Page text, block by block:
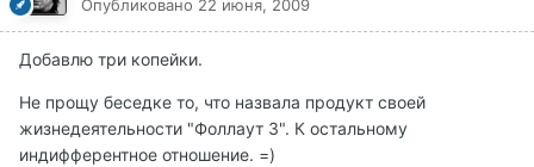
Опубликовано 22 июня, 2009
Добавлю три копейки.
Не прощу беседке то, что назвала продукт своей
жизнедеятельности "Фоллаут 3". К остальному
индифферентное отношение. =)